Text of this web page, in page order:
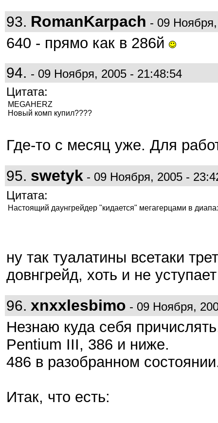
93. RomanKarpach - 09
640 - прямо как в 286й
94. - 09 Ноября, 2005 - 21:48:54
Цитата:
MEGAHERZ
Новый комп купил????
Где-то с месяц уже. Для
95. swetyk - 09 Ноября, 2005 -
Цитата:
Настоящий даунгрейдер "кидается" мегагерцами в
ну так туалатины всетаки
довнгрейд, хоть и не
96. xnxxlesbimo - 09 Ноября,
Незнаю куда себя
Pentium III, 386 и ниже.
486 в разобранном
Итак, что есть: